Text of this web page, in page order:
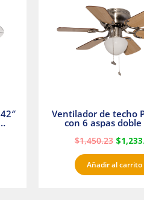
Ventilador de techo
con 6 aspas
Satinado
$1,450.23 $
Añadir al carrito